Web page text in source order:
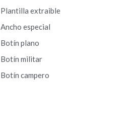
Plantilla extraible
Ancho especial
Botín plano
Botín militar
Botín campero